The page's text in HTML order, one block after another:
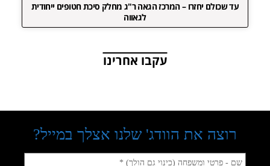
עד שכולם יחזרו – המרכז הגאה ר"ג מחלק סיכת חטופים ייחודית
לגאווה
עקבו אחרינו